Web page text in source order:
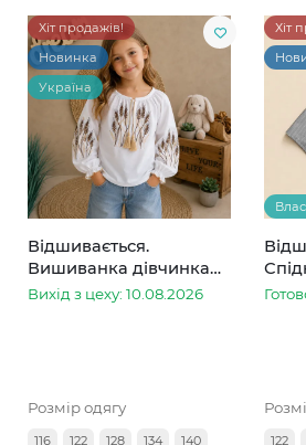
Хіт продажів!
Новинка
Україна
Відшивається.
Вишиванка дівчинка
колоски
Вихід з цеху: 10.08.2026
Розмір одягу
116 122 128 134
140
Хіт
122